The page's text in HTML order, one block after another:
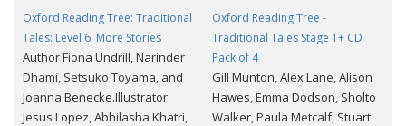
Oxford Reading Tree: Traditional
Tales: Level 6: More Stories
Author Fiona Undrill, Narinder
Dhami, Setsuko Toyama, and
Joanna Benecke.Illustrator
Jesus Lopez, Abhilasha Khatri,
Oxford Reading Tree -
Traditional Tales Stage 1+ CD
Pack of 4
Gill Munton, Alex Lane, Alison
Hawes, Emma Dodson, Sholto
Walker, Paula Metcalf, Stuart